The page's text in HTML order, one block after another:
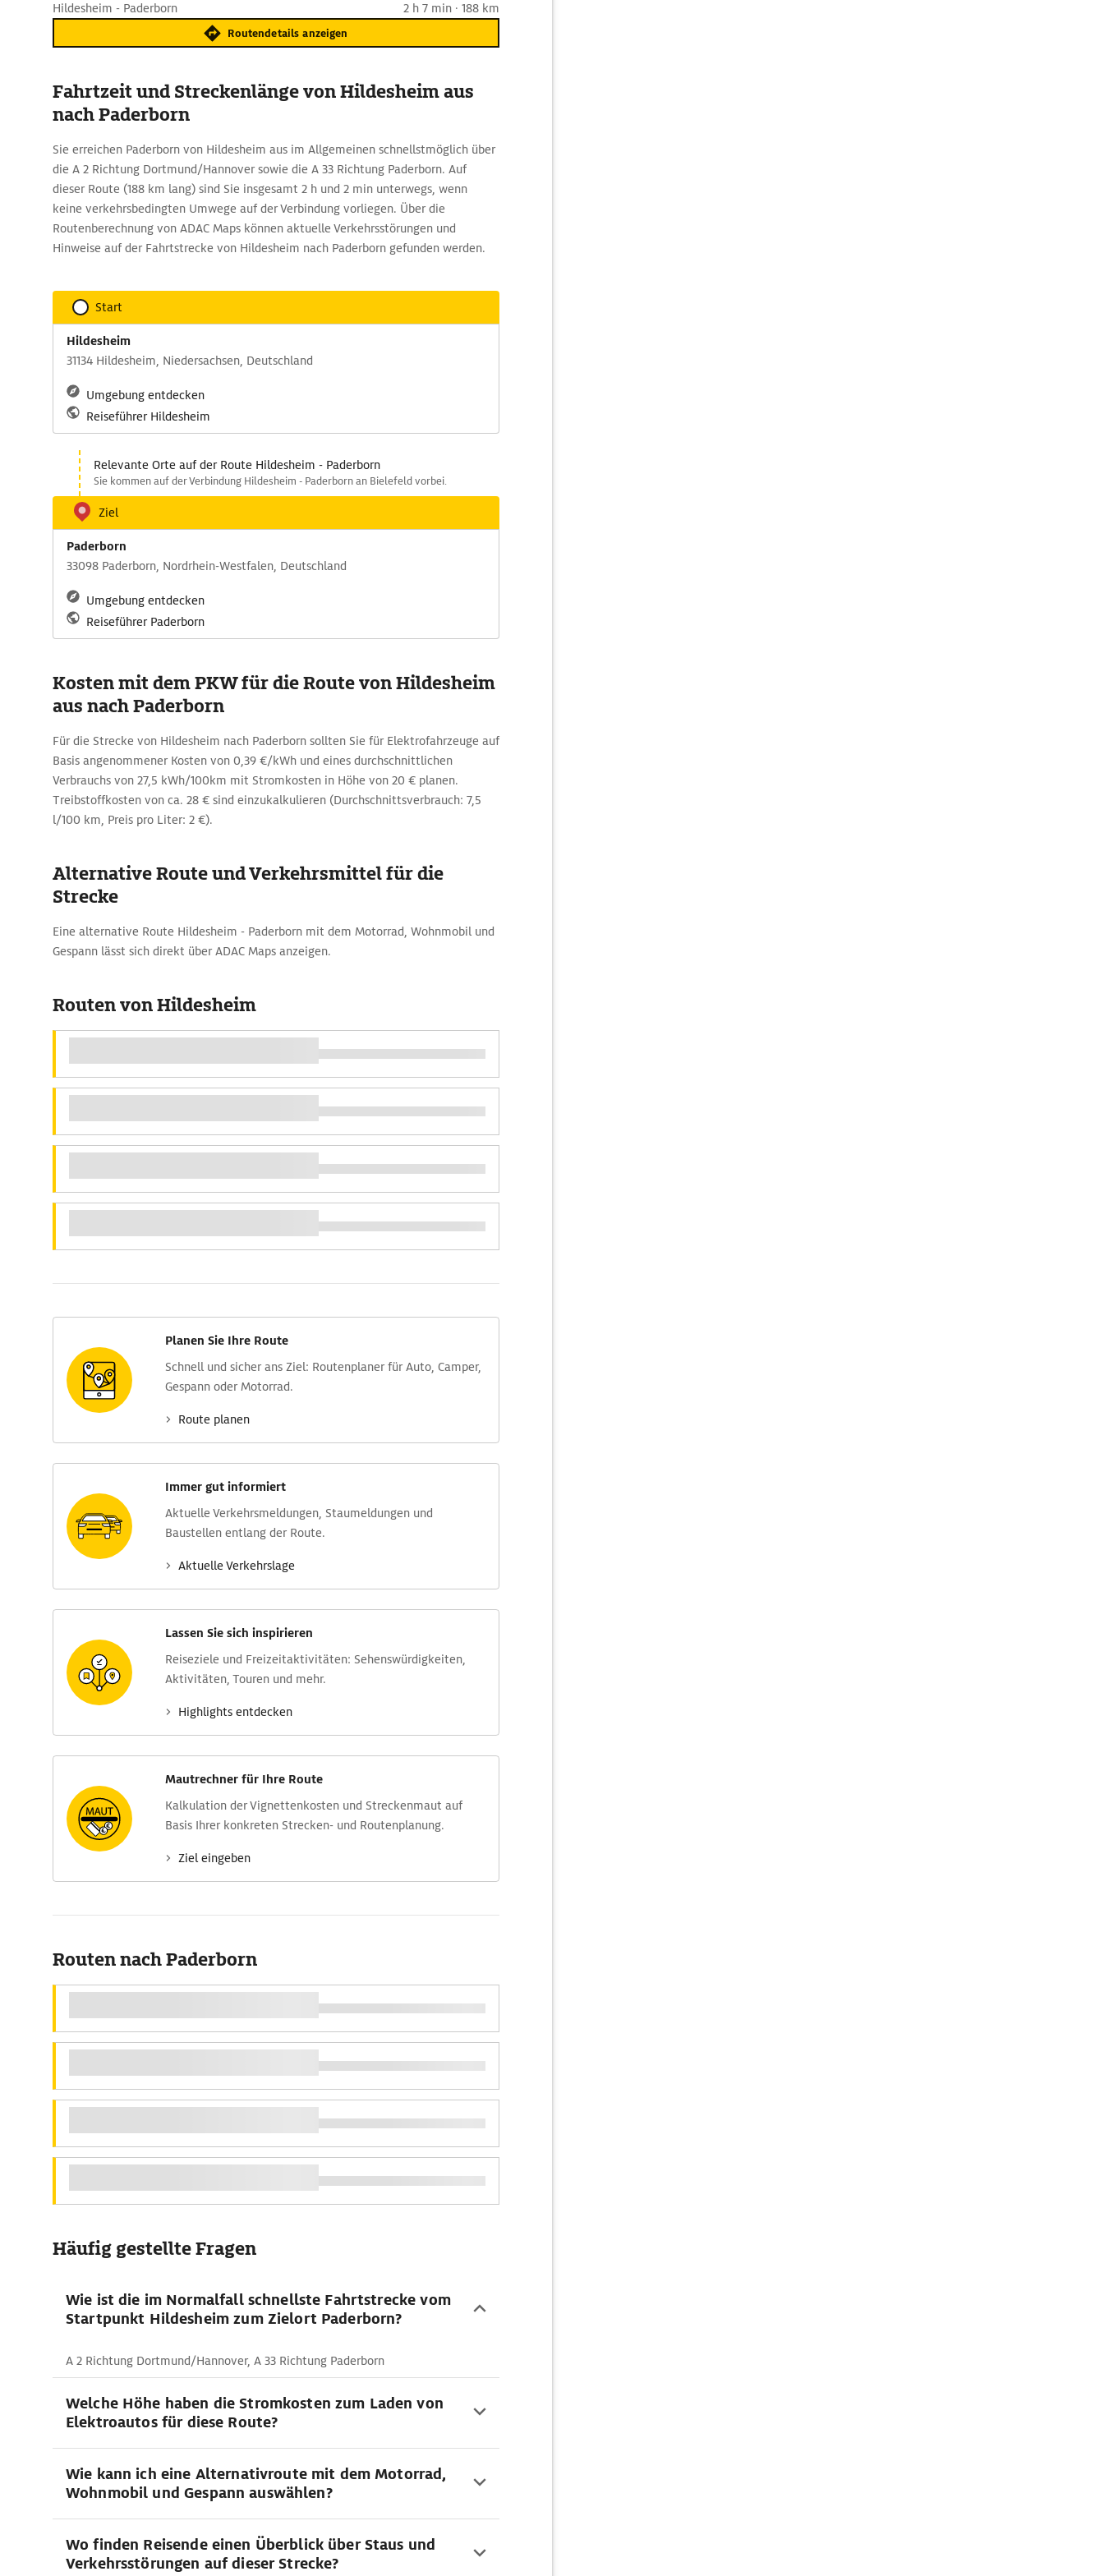
Hildesheim - Paderborn 2 h 7 min · 188 km
Routendetails anzeigen
Fahrtzeit und Streckenlänge von Hildesheim aus
nach Paderborn
Sie erreichen Paderborn von Hildesheim aus im Allgemeinen schnellstmöglich über
die A 2 Richtung Dortmund/Hannover sowie die A 33 Richtung Paderborn. Auf
dieser Route (188 km lang) sind Sie insgesamt 2 h und 2 min unterwegs, wenn
keine verkehrsbedingten Umwege auf der Verbindung vorliegen. Über die
Routenberechnung von ADAC Maps können aktuelle Verkehrsstörungen und
Hinweise auf der Fahrtstrecke von Hildesheim nach Paderborn gefunden werden.
Start
Hildesheim
31134 Hildesheim, Niedersachsen, Deutschland
Umgebung entdecken
Reiseführer Hildesheim
Relevante Orte auf der Route Hildesheim - Paderborn
Sie kommen auf der Verbindung Hildesheim - Paderborn an Bielefeld vorbei.
Ziel
Paderborn
33098 Paderborn, Nordrhein-Westfalen, Deutschland
Umgebung entdecken
Reiseführer Paderborn
Kosten mit dem PKW für die Route von Hildesheim
aus nach Paderborn
Für die Strecke von Hildesheim nach Paderborn sollten Sie für Elektrofahrzeuge auf
Basis angenommener Kosten von 0,39 €/kWh und eines durchschnittlichen
Verbrauchs von 27,5 kWh/100km mit Stromkosten in Höhe von 20 € planen.
Treibstoffkosten von ca. 28 € sind einzukalkulieren (Durchschnittsverbrauch: 7,5
l/100 km, Preis pro Liter: 2 €).
Alternative Route und Verkehrsmittel für die
Strecke
Eine alternative Route Hildesheim - Paderborn mit dem Motorrad, Wohnmobil und
Gespann lässt sich direkt über ADAC Maps anzeigen.
Routen von Hildesheim
Planen Sie Ihre Route
Schnell und sicher ans Ziel: Routen­planer für Auto, Camper,
Gespann oder Motorrad.
Route planen
Immer gut informiert
Aktuelle Verkehrs­meldungen, Stau­meldungen und
Baustellen entlang der Route.
Aktuelle Verkehrs­lage
Lassen Sie sich inspirieren
Reise­ziele und Freizeit­aktivitäten: Sehens­würdig­keiten,
Aktivitäten, Touren und mehr.
Highlights entdecken
Mautrechner für Ihre Route
Kalkulation der Vignettenkosten und Streckenmaut auf
Basis Ihrer konkreten Strecken- und Routenplanung.
Ziel eingeben
Routen nach Paderborn
Häufig gestellte Fragen
Wie ist die im Normalfall schnellste Fahrtstrecke vom
Startpunkt Hildesheim zum Zielort Paderborn?
A 2 Richtung Dortmund/Hannover, A 33 Richtung Paderborn
Welche Höhe haben die Stromkosten zum Laden von
Elektroautos für diese Route?
Wie kann ich eine Alternativroute mit dem Motorrad,
Wohnmobil und Gespann auswählen?
Wo finden Reisende einen Überblick über Staus und
Verkehrsstörungen auf dieser Strecke?